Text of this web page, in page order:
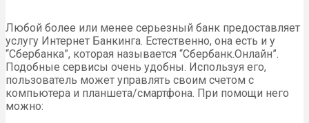
Любой более или менее серьезный банк предоставляет
услугу Интернет Банкинга. Естественно, она есть и у
“Сбербанка”, которая называется “Сбербанк.Онлайн”.
Подобные сервисы очень удобны. Используя его,
пользователь может управлять своим счетом с
компьютера и планшета/смартфона. При помощи него
можно: